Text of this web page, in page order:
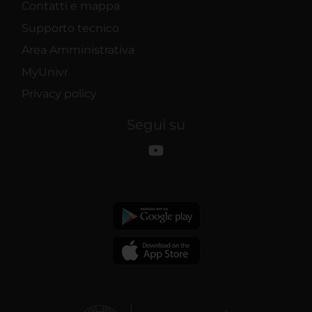
Contatti e mappa
Supporto tecnico
Area Amministrativa
MyUnivr
Privacy policy
Segui su